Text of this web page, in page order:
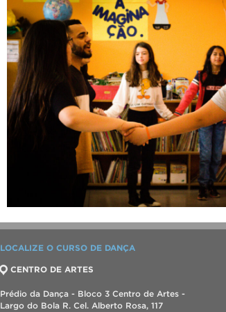
LOCALIZE O CURSO DE DANÇA
CENTRO DE ARTES
Prédio da Dança - Bloco 3 Centro de Artes -
Largo do Bola R. Cel. Alberto Rosa, 117